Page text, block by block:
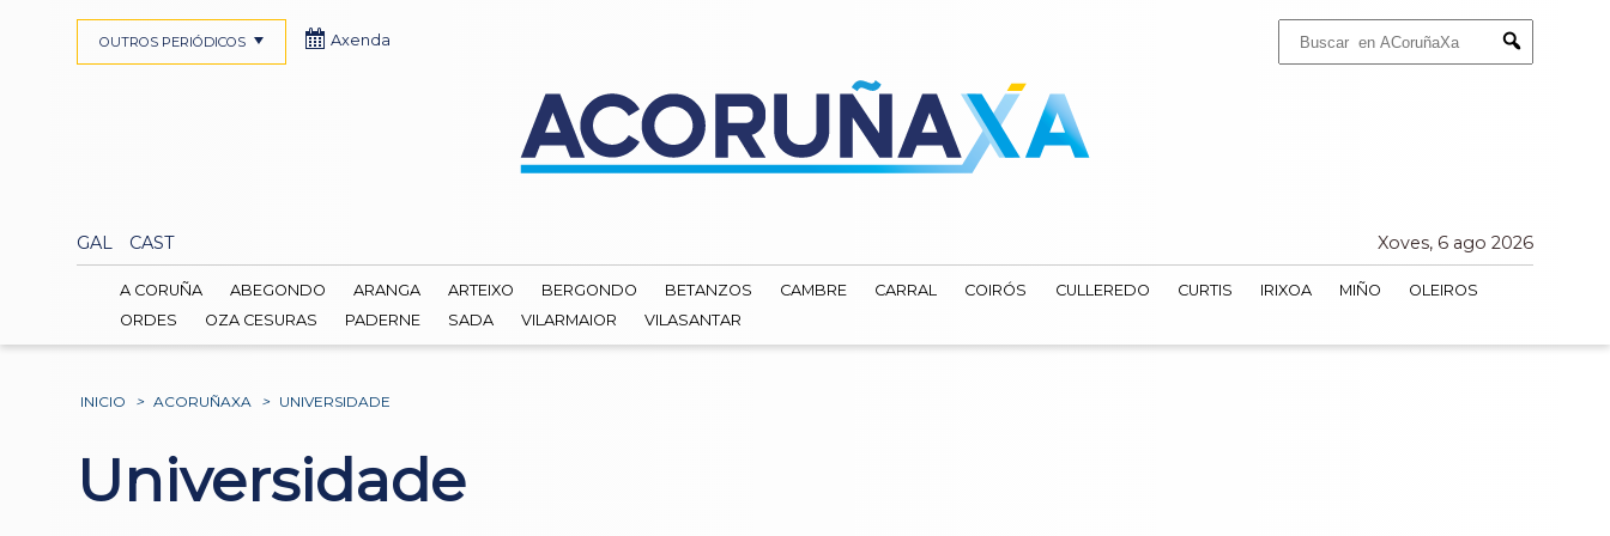
Submit
GAL CAST Xoves, 6 ago 2026
OUTROS PERIÓDICOS Axenda
A CORUÑA ABEGONDO ARANGA ARTEIXO BERGONDO BETANZOS CAMBRE CARRAL COIRÓS CULLEREDO CURTIS IRIXOA MIÑO
OLEIROS
ORDES
OZA CESURAS PADERNE SADA VILARMAIOR VILASANTAR
INICIO > ACORUÑAXA > UNIVERSIDADE
Universidade